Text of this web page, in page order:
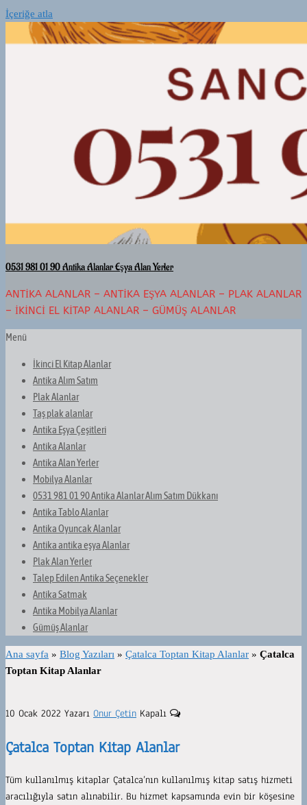
İçeriğe atla
0531 981 01 90 Antika Alanlar Eşya Alan Yerler
ANTIKA ALANLAR – ANTIKA EŞYA ALANLAR – PLAK ALANLAR
– İKINCI EL KITAP ALANLAR – GÜMÜŞ ALANLAR
Menü
İkinci El Kitap Alanlar
Antika Alım Satım
Plak Alanlar
Taş plak alanlar
Antika Eşya Çeşitleri
Antika Alanlar
Antika Alan Yerler
Mobilya Alanlar
0531 981 01 90 Antika Alanlar Alım Satım Dükkanı
Antika Tablo Alanlar
Antika Oyuncak Alanlar
Antika antika eşya Alanlar
Plak Alan Yerler
Talep Edilen Antika Seçenekler
Antika Satmak
Antika Mobilya Alanlar
Gümüş Alanlar
Ana sayfa » Blog Yazıları » Çatalca Toptan Kitap Alanlar » Çatalca
Toptan Kitap Alanlar
10 Ocak 2022 Yazarı Onur Çetin Kapalı
Çatalca Toptan Kitap Alanlar
Tüm kullanılmış kitaplar Çatalca’nın kullanılmış kitap satış hizmeti
aracılığıyla satın alınabilir. Bu hizmet kapsamında evin bir köşesine